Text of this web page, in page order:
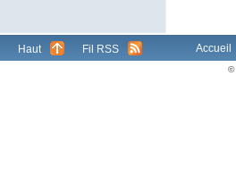
Haut Fil RSS Accueil
©